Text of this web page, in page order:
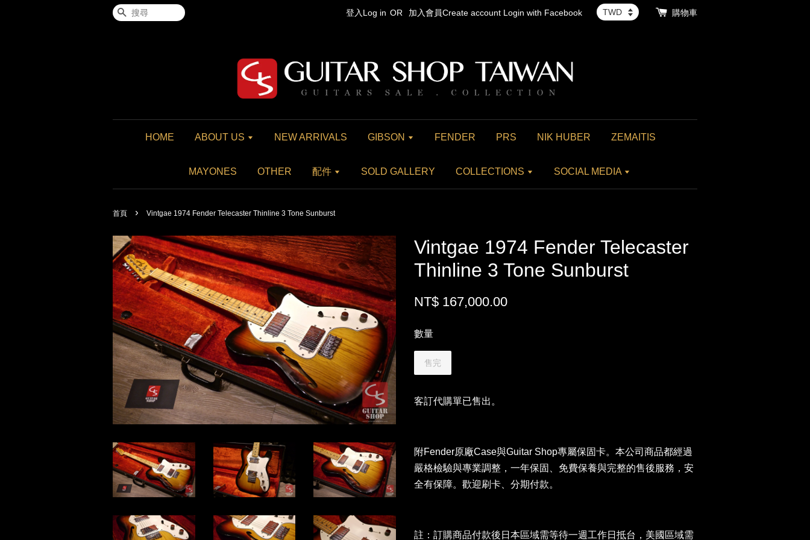
搜尋 登入Log in OR 加入會員Create account Login with Facebook 購物車
HOME ABOUT US NEW ARRIVALS GIBSON FENDER PRS NIK HUBER ZEMAITIS
MAYONES OTHER 配件 SOLD GALLERY COLLECTIONS SOCIAL MEDIA
首頁 › Vintgae 1974 Fender Telecaster Thinline 3 Tone Sunburst
Vintgae 1974 Fender Telecaster
Thinline 3 Tone Sunburst
NT$ 167,000.00
數量
售完
客訂代購單已售出。
附Fender原廠Case與Guitar Shop專屬保固卡。本公司商品都經過
嚴格檢驗與專業調整，一年保固、免費保養與完整的售後服務，安
全有保障。歡迎刷卡、分期付款。
註：訂購商品付款後日本區域需等待一週工作日抵台，美國區域需